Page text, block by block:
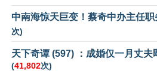
中南海惊天巨变！蔡奇中办主任职
次)
天下奇谭 (597) ：成婚仅一月丈夫
(41,802次)